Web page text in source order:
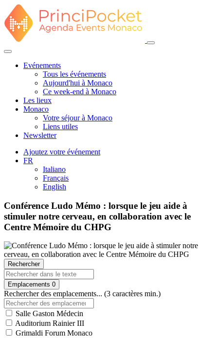
Evénements
Tous les événements
Aujourd'hui à Monaco
Ce week-end à Monaco
Les lieux
Monaco
Votre séjour à Monaco
Liens utiles
Newsletter
Ajoutez votre événement
FR
Italiano
Français
English
Conférence Ludo Mémo : lorsque le jeu aide à
stimuler notre cerveau, en collaboration avec le
Centre Mémoire du CHPG
Rechercher
Emplacements 0
Rechercher des emplacements... (3 caractères min.)
Salle Gaston Médecin
Auditorium Rainier III
Grimaldi Forum Monaco